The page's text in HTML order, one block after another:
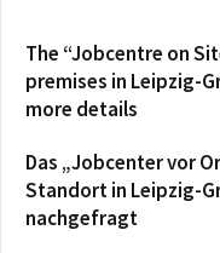
The “Jobcentre on
premises in Leipzig-
more details
Das „Jobcenter vor
Standort in Leipzig-
nachgefragt